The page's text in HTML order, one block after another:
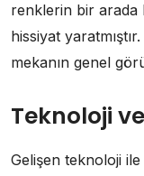
renklerin bir arada
hissiyat
mekanın genel
Teknoloji
Gelişen teknoloji